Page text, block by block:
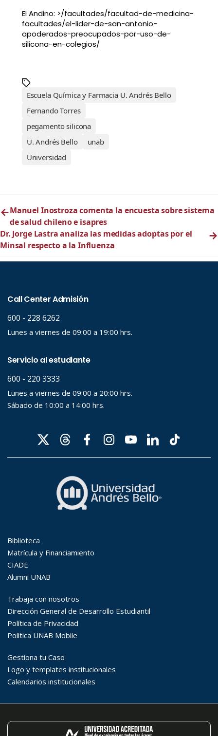
El Andino: >/facultades/facultad-de-medicina-
facultades/el-lider-de-san-antonio-
apoderados-preocupados-por-uso-de-
silicona-en-colegios/
Escuela Química y Farmacia U. Andrés Bello
Fernando Torres
pegamento silicona
U. Andrés Bello
unab
Universidad
←Manuel Inostroza comenta la encuesta sobre sistema
de salud chileno e isapres
Dr. Jorge Lastra analiza las medidas adoptas por el
Minsal respecto a la Influenza
→